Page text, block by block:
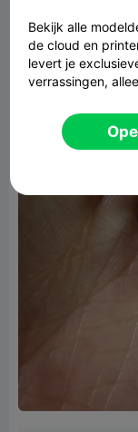
Bekijk alle
de cloud en
levert je
verrassingen,